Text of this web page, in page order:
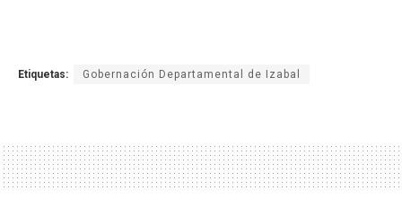
Etiquetas: Gobernación Departamental de Izabal